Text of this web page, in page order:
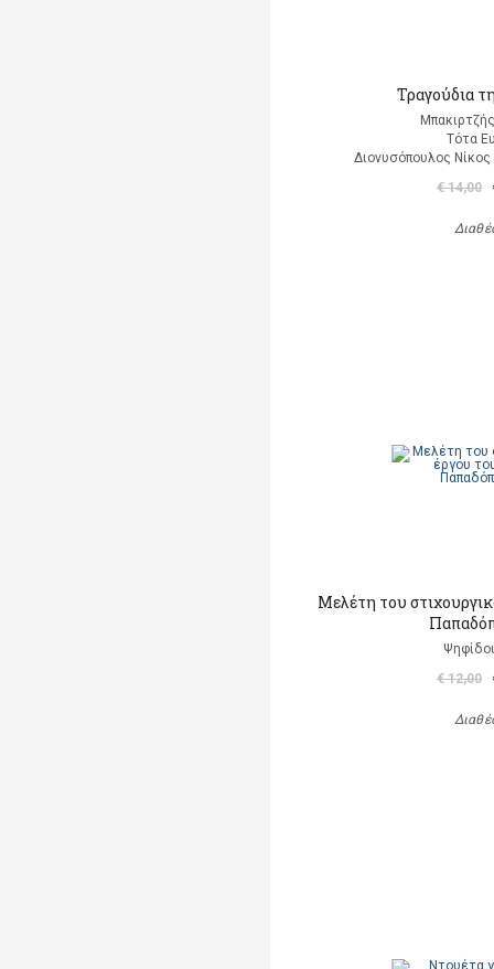
Τραγούδια
Τότα
Διονυσόπουλος Νίκος
€ 14,00
Μελέτη του
€ 12,00